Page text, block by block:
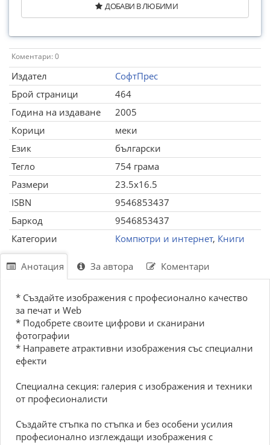
ДОБАВИ В ЛЮБИМИ
Коментари: 0
Издател
СофтПрес
Брой страници
464
Година на издаване
2005
Корици
меки
Език
български
Тегло
754 грама
Размери
23.5x16.5
ISBN
9546853437
Баркод
9546853437
Категории
Компютри и интернет, Книги
Анотация За автора Коментари
* Създайте изображения с професионално качество
за печат и Web
* Подобрете своите цифрови и сканирани
фотографии
* Направете атрактивни изображения със специални
ефекти
Специална секция: галерия с изображения и техники
от професионалисти
Създайте стъпка по стъпка и без особени усилия
професионално изглеждащи изображения с